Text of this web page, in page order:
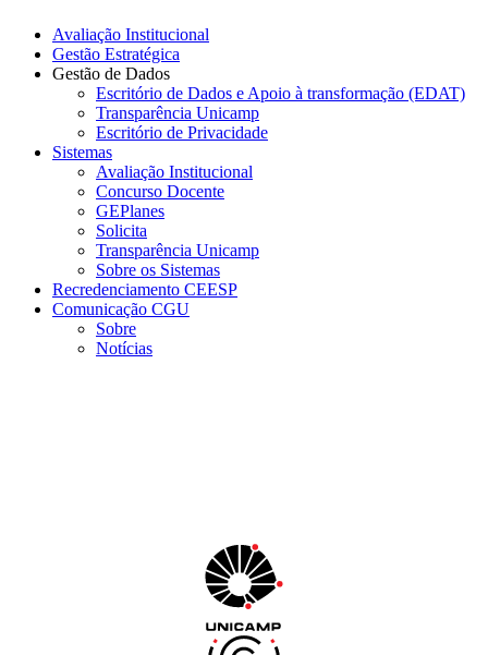
Avaliação Institucional
Gestão Estratégica
Gestão de Dados
Escritório de Dados e Apoio à transformação (EDAT)
Transparência Unicamp
Escritório de Privacidade
Sistemas
Avaliação Institucional
Concurso Docente
GEPlanes
Solicita
Transparência Unicamp
Sobre os Sistemas
Recredenciamento CEESP
Comunicação CGU
Sobre
Notícias